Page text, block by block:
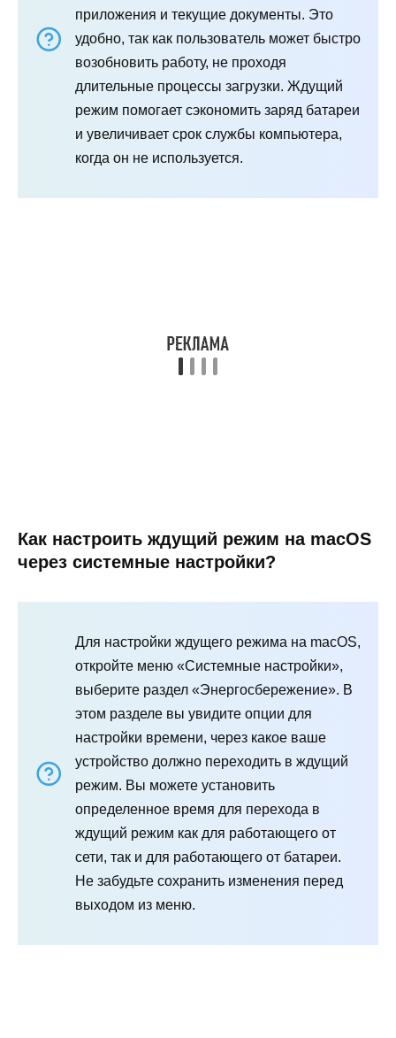
приложения и текущие документы. Это
удобно, так как пользователь может быстро
возобновить работу, не проходя
длительные процессы загрузки. Ждущий
режим помогает сэкономить заряд батареи
и увеличивает срок службы компьютера,
когда он не используется.
Как настроить ждущий режим на macOS
через системные настройки?
Для настройки ждущего режима на macOS,
откройте меню «Системные настройки»,
выберите раздел «Энергосбережение». В
этом разделе вы увидите опции для
настройки времени, через какое ваше
устройство должно переходить в ждущий
режим. Вы можете установить
определенное время для перехода в
ждущий режим как для работающего от
сети, так и для работающего от батареи.
Не забудьте сохранить изменения перед
выходом из меню.